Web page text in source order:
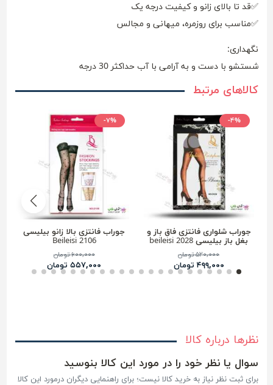
✅قد تا بالای زانو و کیفیت درجه یک
✅مناسب برای روزمره، میهانی و مجالس
نگهداری:
شستشو با دست و به آرامی با آب حداکثر 30 درجه
کالاهای مرتبط
-۴%
جوراب شلواری فانتزی فاق باز و
بغل باز بیلیسی beileisi 2028
۵۲۰,۰۰۰ تومان
۴۹۹,۰۰۰ تومان
-۷%
جوراب فانتزی بالا زانو بیلیسی
Beileisi 2106
۶۰۰,۰۰۰ تومان
۵۵۷,۰۰۰ تومان
نظرها درباره کالا
سوال یا نظر خود را در مورد این کالا بنوسید
برای ثبت نظر نیاز به خرید کالا نیست؛ برای راهنمایی دیگران درمورد این کالا